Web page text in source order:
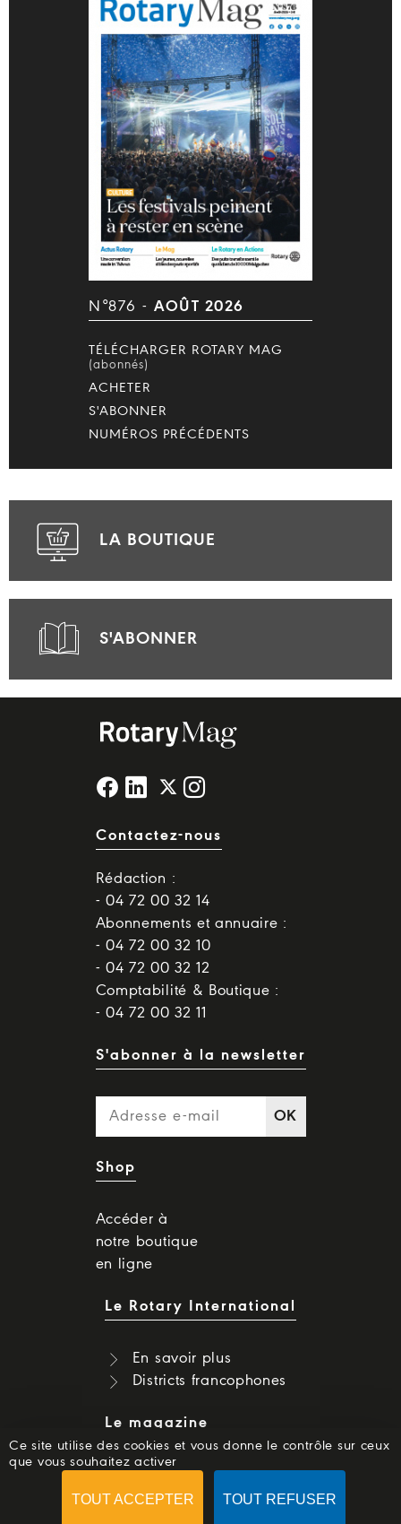
N°876 - AOÛT 2026
TÉLÉCHARGER ROTARY MAG
(abonnés)
ACHETER
S'ABONNER
NUMÉROS PRÉCÉDENTS
LA BOUTIQUE
S'ABONNER
Contactez-nous
Rédaction :
- 04 72 00 32 14
Abonnements et annuaire :
- 04 72 00 32 10
- 04 72 00 32 12
Comptabilité & Boutique :
- 04 72 00 32 11
S'abonner à la newsletter
OK
Shop
Accéder à
notre boutique
en ligne
Le Rotary International
En savoir plus
Districts francophones
Le magazine
Dernier numéro
Numéros précédents
Ce site utilise des cookies et vous donne le contrôle sur ceux
que vous souhaitez activer
TOUT ACCEPTER TOUT REFUSER